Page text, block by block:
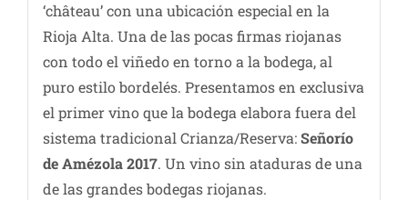
‘château’ con una ubicación especial en la
Rioja Alta. Una de las pocas firmas riojanas
con todo el viñedo en torno a la bodega, al
puro estilo bordelés. Presentamos en exclusiva
el primer vino que la bodega elabora fuera del
sistema tradicional Crianza/Reserva:Señorío
de Amézola 2017. Un vino sin ataduras de una
de las grandes bodegas riojanas.